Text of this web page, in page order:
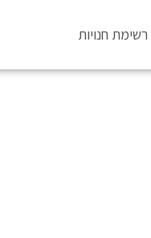
רשימת חנויות